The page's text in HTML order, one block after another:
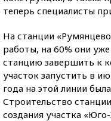
теперь специалисты
На станции
работы, на 60% они
станцию завершить к
участок запустить в
года на этой линии
Строительство
создания участка